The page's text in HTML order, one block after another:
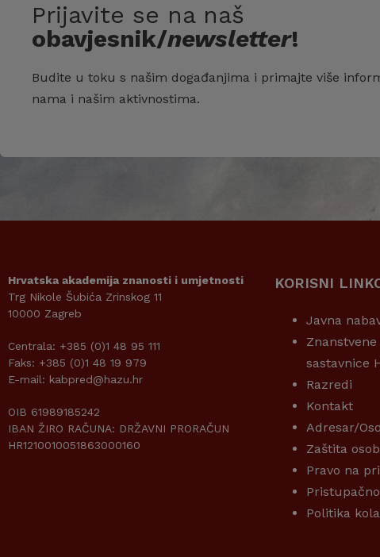
Prijavite se na naš
obavjesnik/newsletter!
Budite u toku s našim događanjima i primajte više
nama i našim aktivnostima.
Hrvatska akademija znanosti i umjetnosti
Trg Nikole Šubića Zrinskog 11
10000 Zagreb
Centrala: +385 (0)1 48 95 111
Faks: +385 (0)1 48 19 979
E-mail: kabpred@hazu.hr
OIB 61989185242
IBAN ŽIRO RAČUNA: DRŽAVNI PRORAČUN
HR1210010051863000160
KORISNI
Javna
sastavnice
Razredi
Kontakt
Adresar/
Zaštita
Pravo na
Politika